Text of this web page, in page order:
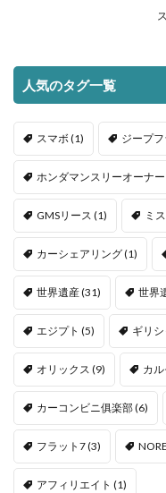
人気のタグ一覧
スマボ(1) ジープ
ホンダマンスリーオーナー
GMSリース (1) ミ
カーシェアリング(1)
世界遺産(31) 世界
エジプト (5) ギリシ
オリックス (9) カル
カーコンビニ俱楽部(6)
フラット7(3)
アフィリエイト (1)